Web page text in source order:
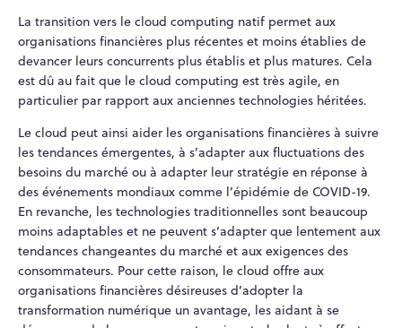
La transition vers le cloud computing natif permet aux
organisations financières plus récentes et moins établies de
devancer leurs concurrents plus établis et plus matures. Cela
est dû au fait que le cloud computing est très agile, en
particulier par rapport aux anciennes technologies héritées.
Le cloud peut ainsi aider les organisations financières à suivre
les tendances émergentes, à s’adapter aux fluctuations des
besoins du marché ou à adapter leur stratégie en réponse à
des événements mondiaux comme l’épidémie de COVID-19.
En revanche, les technologies traditionnelles sont beaucoup
moins adaptables et ne peuvent s’adapter que lentement aux
tendances changeantes du marché et aux exigences des
consommateurs. Pour cette raison, le cloud offre aux
organisations financières désireuses d’adopter la
transformation numérique un avantage, les aidant à se